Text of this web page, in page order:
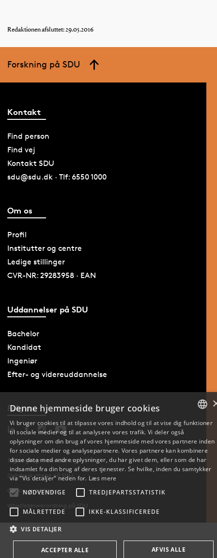
Redaktionen afsluttet: 29.05.2016
Forskning på SDU
Kontakt
Find person
Find vej
Kontakt SDU
sdu@sdu.dk · Tlf: 6550 1000
Om os
Profil
Institutter og centre
Ledige stillinger
CVR-NR: 29283958 · EAN
Uddannelser på SDU
Bachelor
Kandidat
Ingeniør
Efter- og videreuddannelse
Følg os
Tilgængelighedserklæring
Databeskyttelse på SDU
Cookie-indstillinger
Whistleblowerordning på SDU
ENGLISH
Denne hjemmeside bruger cookies
Vi bruger cookies til at tilpasse vores indhold og til at vise dig funktioner
til sociale medier og til at analysere vores trafik. Vi deler også
oplysninger om din brug af vores hjemmeside med vores partnere inden
for sociale medier og analysepartnere. Vores partnere kan kombinere
disse data med andre oplysninger, du har givet dem, eller som de har
indsamlet fra din brug af deres tjenester. Se hvilke, inden du samtykker
via "Vis detaljer" neden for. Læs mere
NØDVENDIGE
TREDJEPARTSSTATISTIK
MÅLRETTEDE IKKE-KLASSIFICEREDE
VIS DETALJER
ACCEPTER ALLE AFVIS ALLE